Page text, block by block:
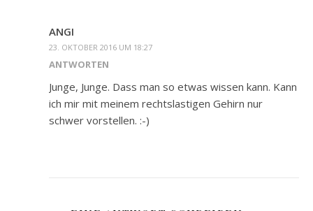
ANGI
23. OKTOBER 2016 UM 18:27
ANTWORTEN
Junge, Junge. Dass man so etwas wissen kann. Kann
ich mir mit meinem rechtslastigen Gehirn nur
schwer vorstellen. :-)